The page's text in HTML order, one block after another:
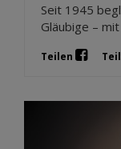
Seit 1945
Gläubige –
Teilen